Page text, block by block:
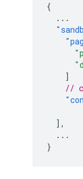
{
...
]
//
],
...
}